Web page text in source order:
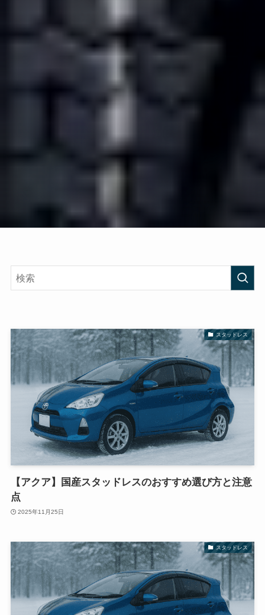
スタッドレス
【アクア】国産スタッドレスのおすすめ選び方と注意
点
2025年11月25日
スタッドレス